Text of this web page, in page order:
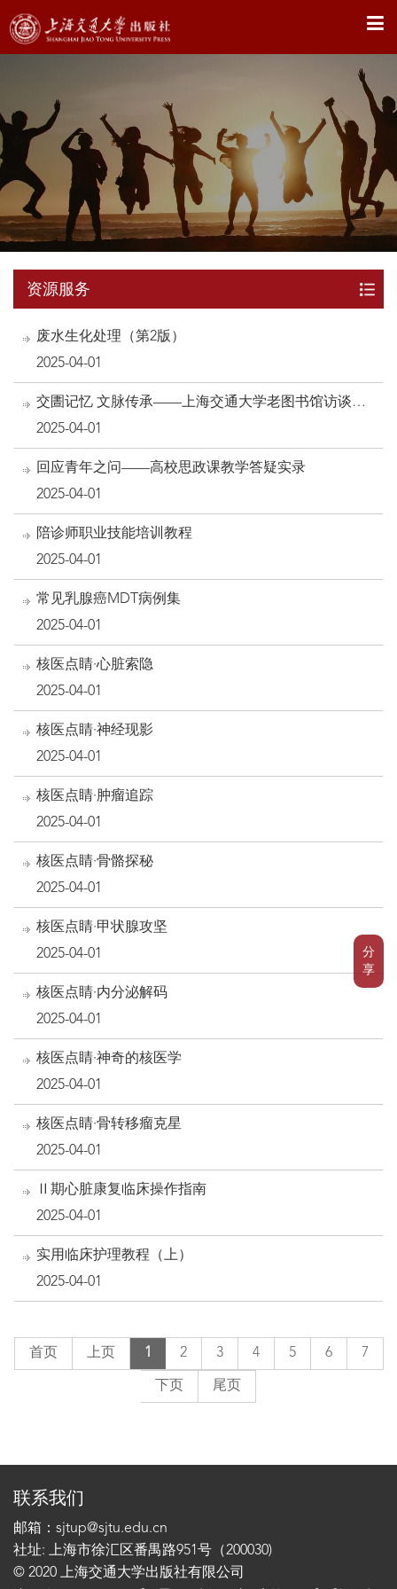
X
分
享
资源服务
废水生化处理（第2版）
2025-04-01
交圕记忆 文脉传承——上海交通大学老图书馆访谈录
及史料萃编
2025-04-01
回应青年之问——高校思政课教学答疑实录
2025-04-01
陪诊师职业技能培训教程
2025-04-01
常见乳腺癌MDT病例集
2025-04-01
核医点睛·心脏索隐
2025-04-01
核医点睛·神经现影
2025-04-01
核医点睛·肿瘤追踪
2025-04-01
核医点睛·骨骼探秘
2025-04-01
核医点睛·甲状腺攻坚
2025-04-01
核医点睛·内分泌解码
2025-04-01
核医点睛·神奇的核医学
2025-04-01
核医点睛·骨转移瘤克星
2025-04-01
Ⅱ期心脏康复临床操作指南
2025-04-01
实用临床护理教程（上）
2025-04-01
首页 上页 1 2 3 4 5 6 7
下页 尾页
联系我们
邮箱：sjtup@sjtu.edu.cn
社址: 上海市徐汇区番禺路951号（200030)
© 2020 上海交通大学出版社有限公司